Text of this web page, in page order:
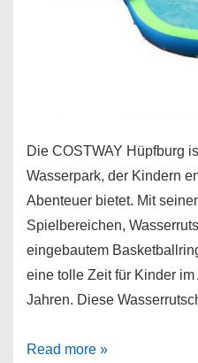
Die COSTWAY Hüpfburg
Wasserpark, der Kindern
Abenteuer bietet. Mit
Spielbereichen,
eingebautem
eine tolle Zeit für Kinder
Jahren. Diese
COSTWAY
Read more »